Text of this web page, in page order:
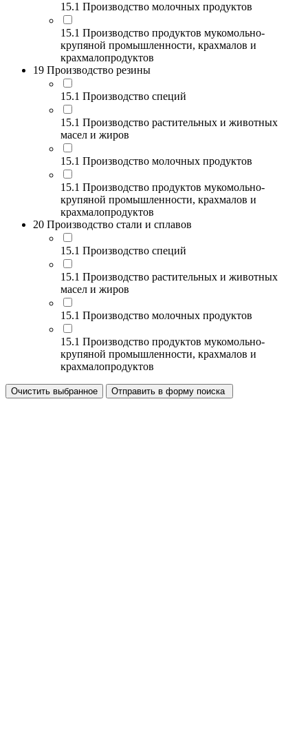
15.1 Производство молочных продуктов
15.1 Производство продуктов мукомольно-
крупяной промышленности, крахмалов и
крахмалопродуктов
19 Производство резины
15.1 Производство специй
15.1 Производство растительных и животных
масел и жиров
15.1 Производство молочных продуктов
15.1 Производство продуктов мукомольно-
крупяной промышленности, крахмалов и
крахмалопродуктов
20 Производство стали и сплавов
15.1 Производство специй
15.1 Производство растительных и животных
масел и жиров
15.1 Производство молочных продуктов
15.1 Производство продуктов мукомольно-
крупяной промышленности, крахмалов и
крахмалопродуктов